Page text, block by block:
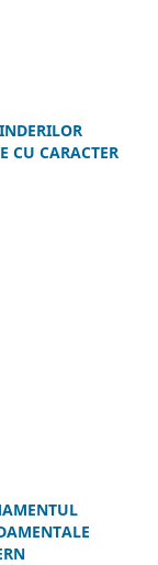
CU CARACTER